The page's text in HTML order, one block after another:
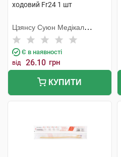
ходовий Fr24 1 шт
Цзянсу Суюн Медікал
Метіріалс
Є в наявності
від 26.10 грн
КУПИТИ